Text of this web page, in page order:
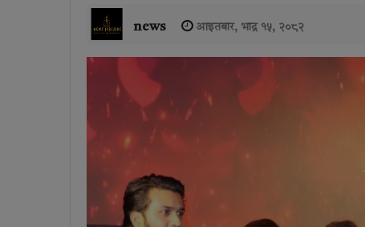
news आइतबार, भाद्र १५, २०८२